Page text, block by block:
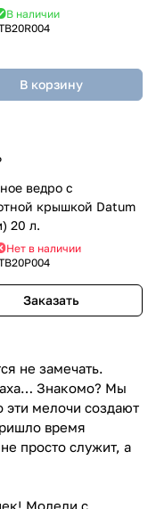
В наличии
В корзину
ведро с
крышкой Datum
20 л.
Нет в наличии
Заказать
не замечать.
Знакомо? Мы
мелочи создают
время
просто служит, а
Модели с